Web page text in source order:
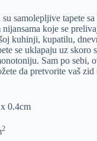
samolepljive tapete
koje se
kuhinji, kupatilu,
se uklapaju uz skoro
Sam po sebi,
da pretvorite vaš zid
0.4cm
2